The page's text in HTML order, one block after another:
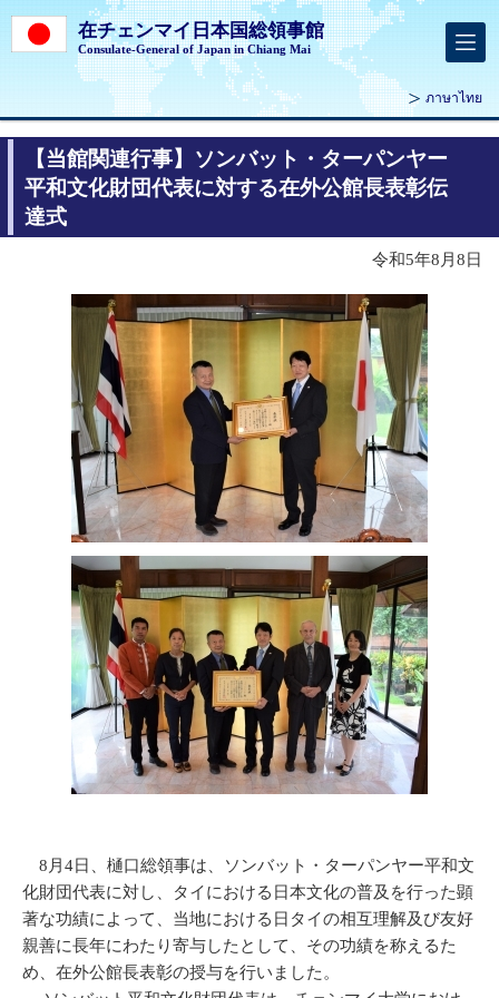
在チェンマイ日本国総領事館
Consulate-General of Japan in Chiang Mai
ภาษาไทย
【当館関連行事】ソンバット・ターパンヤー
平和文化財団代表に対する在外公館長表彰伝
達式
令和5年8月8日
8月4日、樋口総領事は、ソンバット・ターパンヤー平和文
化財団代表に対し、タイにおける日本文化の普及を行った顕
著な功績によって、当地における日タイの相互理解及び友好
親善に長年にわたり寄与したとして、その功績を称えるた
め、在外公館長表彰の授与を行いました。